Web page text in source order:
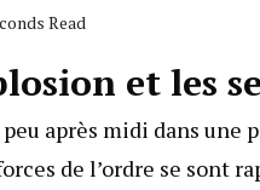
Read
et les
peu après midi dans
de l’ordre se sont